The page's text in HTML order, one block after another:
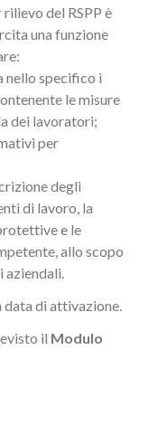
del RSPP è
una funzione
nello specifico i
le misure
dei lavoratori;
per
degli
di lavoro, la
e le
allo scopo
aziendali.
data di attivazione.
il Modulo